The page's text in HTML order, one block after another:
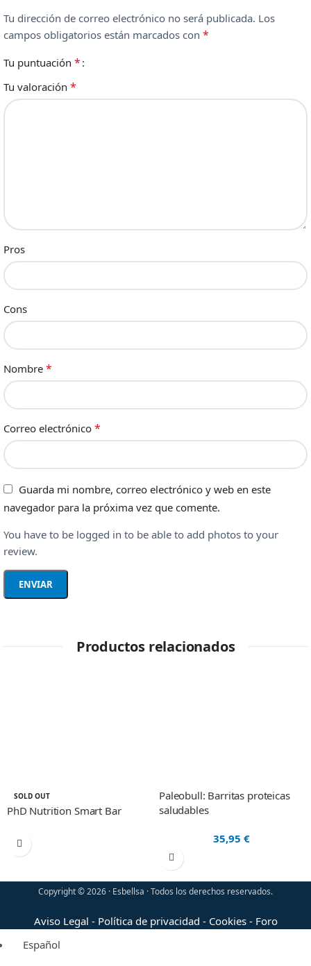
Tu dirección de correo electrónico no será publicada. Los
campos obligatorios están marcados con *
Tu puntuación *
Tu valoración *
Pros
Cons
Nombre *
Correo electrónico *
Guarda mi nombre, correo electrónico y web en este
navegador para la próxima vez que comente.
You have to be logged in to be able to add photos to your
review.
Productos relacionados
SOLD OUT
PhD Nutrition Smart Bar
Paleobull: Barritas proteicas
saludables
35,95 €
Copyright © 2026 · Esbellsa · Todos los derechos reservados.
Aviso Legal - Política de privacidad - Cookies- Foro
Español